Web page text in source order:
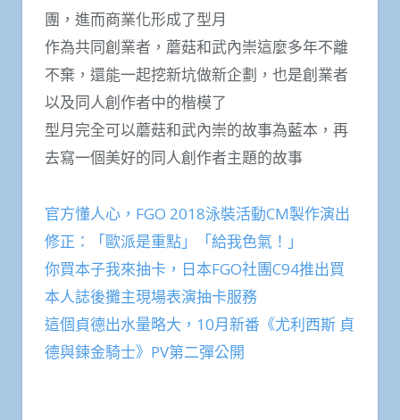
團，進而商業化形成了型月
作為共同創業者，蘑菇和武內崇這麼多年不離
不棄，還能一起挖新坑做新企劃，也是創業者
以及同人創作者中的楷模了
型月完全可以蘑菇和武內崇的故事為藍本，再
去寫一個美好的同人創作者主題的故事
官方懂人心，FGO 2018泳裝活動CM製作演出
修正：「歐派是重點」「給我色氣！」
你買本子我來抽卡，日本FGO社團C94推出買
本人誌後攤主現場表演抽卡服務
這個貞德出水量略大，10月新番《尤利西斯 貞
德與鍊金騎士》PV第二彈公開